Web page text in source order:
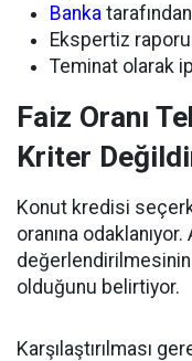
Banka
Ekspertiz
Teminat olarak
Faiz Oranı
Kriter
Konut kredisi
oranına
değerlendirilmesinin
olduğunu belirtiyor.
Karşılaştırılması